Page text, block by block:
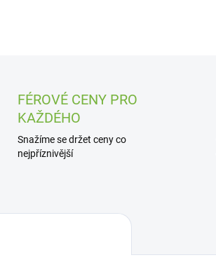
FÉROVÉ CENY PRO
KAŽDÉHO
Snažíme se držet ceny co
nejpříznivější